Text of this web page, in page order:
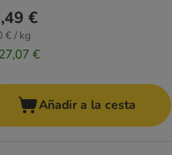
€
€ / kg
27,07 €
Añadir a la cesta